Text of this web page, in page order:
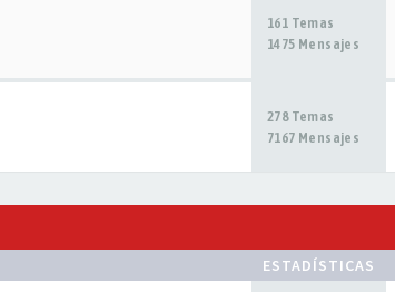
161 Temas
1475 Mensajes
278 Temas
7167 Mensajes
ESTADÍSTICAS